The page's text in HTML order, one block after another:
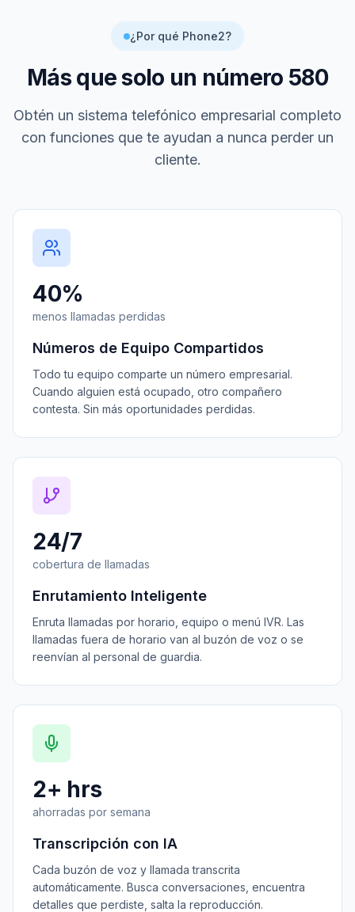
¿Por qué Phone2?
Más que solo un número 580
Obtén un sistema telefónico empresarial completo
con funciones que te ayudan a nunca perder un
cliente.
40%
menos llamadas perdidas
Números de Equipo Compartidos
Todo tu equipo comparte un número empresarial.
Cuando alguien está ocupado, otro compañero
contesta. Sin más oportunidades perdidas.
24/7
cobertura de llamadas
Enrutamiento Inteligente
Enruta llamadas por horario, equipo o menú IVR. Las
llamadas fuera de horario van al buzón de voz o se
reenvían al personal de guardia.
2+ hrs
ahorradas por semana
Transcripción con IA
Cada buzón de voz y llamada transcrita
automáticamente. Busca conversaciones, encuentra
detalles que perdiste, salta la reproducción.